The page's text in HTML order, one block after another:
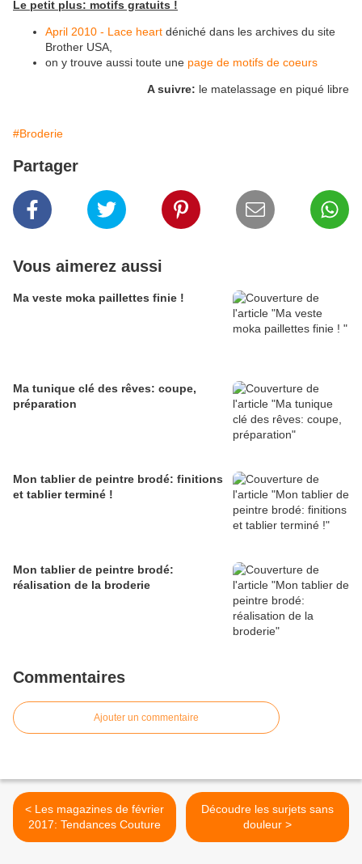
Le petit plus: motifs gratuits !
April 2010 - Lace heart déniché dans les archives du site
Brother USA,
on y trouve aussi toute une page de motifs de coeurs
A suivre: le matelassage en piqué libre
#Broderie
Partager
Vous aimerez aussi
Ma veste moka paillettes finie !
Ma tunique clé des rêves: coupe,
préparation
Mon tablier de peintre brodé: finitions
et tablier terminé !
Mon tablier de peintre brodé:
réalisation de la broderie
Commentaires
Ajouter un commentaire
< Les magazines de février
2017: Tendances Couture
Découdre les surjets sans
douleur >